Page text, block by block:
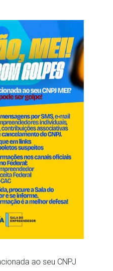
ao seu CNPJ